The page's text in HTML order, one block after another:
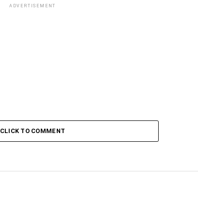
ADVERTISEMENT
CLICK TO COMMENT